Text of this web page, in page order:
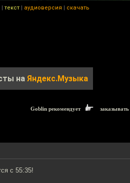
| текст | аудиоверсия | скачать
на Яндекс.Музыка
Goblin рекомендует заказывать
с 55:35!